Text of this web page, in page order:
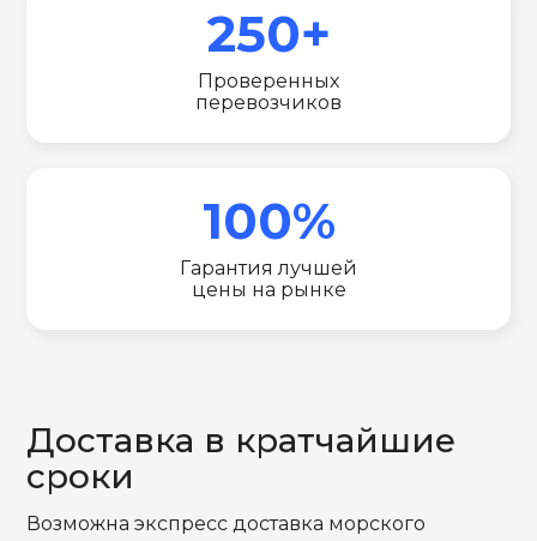
250+
Проверенных
перевозчиков
100%
Гарантия лучшей
цены на рынке
Доставка в кратчайшие
сроки
Возможна экспресс доставка морского